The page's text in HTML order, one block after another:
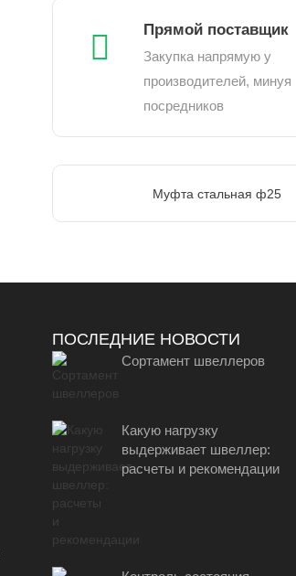
Прямой поставщик
Закупка напрямую у
производителей, минуя
посредников
Муфта стальная ф25
ПОСЛЕДНИЕ НОВОСТИ
Сортамент швеллеров
Какую нагрузку
выдерживает швеллер:
расчеты и рекомендации